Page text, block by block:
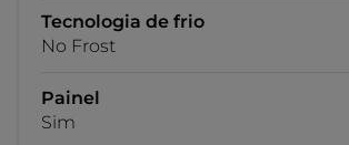
Tecnologia de frio
No Frost
Painel
Sim